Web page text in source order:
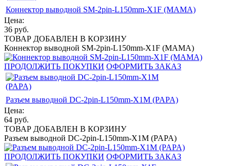
Коннектор выводной SM-2pin-L150mm-X1F (MAMA)
Цена:
36 руб.
ТОВАР ДОБАВЛЕН В КОРЗИНУ
Коннектор выводной SM-2pin-L150mm-X1F (MAMA)
ПРОДОЛЖИТЬ ПОКУПКИ ОФОРМИТЬ ЗАКАЗ
Разъем выводной DC-2pin-L150mm-X1M (PAPA)
Цена:
64 руб.
ТОВАР ДОБАВЛЕН В КОРЗИНУ
Разъем выводной DC-2pin-L150mm-X1M (PAPA)
ПРОДОЛЖИТЬ ПОКУПКИ ОФОРМИТЬ ЗАКАЗ